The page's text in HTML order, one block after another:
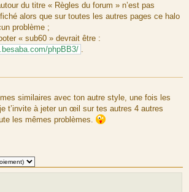
du titre « Règles du forum » n’est pas
alors que sur toutes les autres pages ce halo
problème ;
« sub60 » devrait être :
phpBB3/ .
similaires avec ton autre style, une fois les
t’invite à jeter un œil sur tes autres 4 autres
les mêmes problèmes.